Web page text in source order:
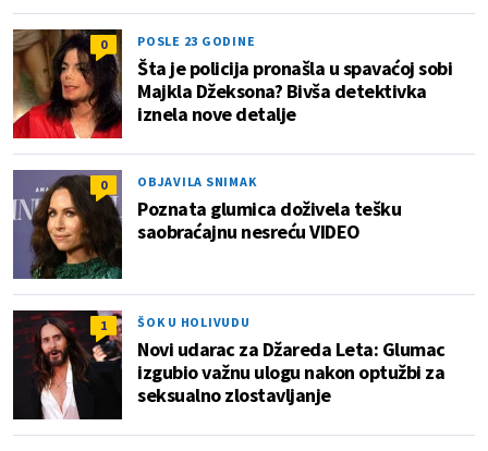
0 POSLE 23 GODINE
Šta je policija pronašla u spavaćoj sobi
Majkla Džeksona? Bivša detektivka
iznela nove detalje
0 OBJAVILA SNIMAK
Poznata glumica doživela tešku
saobraćajnu nesreću VIDEO
1 ŠOK U HOLIVUDU
Novi udarac za Džareda Leta: Glumac
izgubio važnu ulogu nakon optužbi za
seksualno zlostavljanje